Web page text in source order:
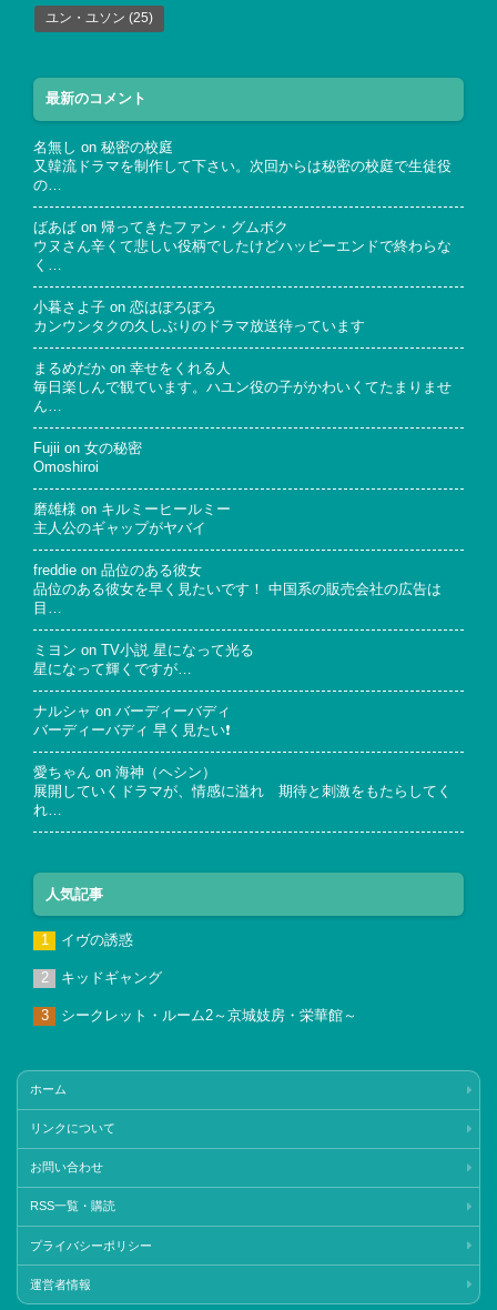
ユン・ユソン (25)
最新のコメント
名無し on 秘密の校庭
又韓流ドラマを制作して下さい。次回からは秘密の校庭で生徒役
の…
ばあば on 帰ってきたファン・グムボク
ウヌさん辛くて悲しい役柄でしたけどハッピーエンドで終わらな
く…
小暮さよ子 on 恋はぽろぽろ
カンウンタクの久しぶりのドラマ放送待っています
まるめだか on 幸せをくれる人
毎日楽しんで観ています。ハユン役の子がかわいくてたまりませ
ん…
Fujii on 女の秘密
Omoshiroi
磨雄様 on キルミーヒールミー
主人公のギャップがヤバイ
freddie on 品位のある彼女
品位のある彼女を早く見たいです！ 中国系の販売会社の広告は
目…
ミヨン on
TV小説 星になって光る
星になって輝くですが…
ナルシャ on バーディーバディ
バーディーバディ 早く見たい❗
愛ちゃん on 海神（ヘシン）
展開していくドラマが、情感に溢れ 期待と刺激をもたらしてく
れ…
人気記事
イヴの誘惑
キッドギャング
シークレット・ルーム2～京城妓房・栄華館～
ホーム
リンクについて
お問い合わせ
RSS一覧・購読
プライバシーポリシー
運営者情報